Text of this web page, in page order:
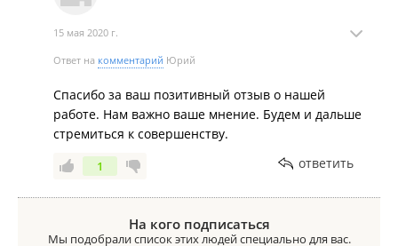
15 мая 2020 г.
Ответ на комментарий Юрий
Спасибо за ваш позитивный отзыв о нашей
работе. Нам важно ваше мнение. Будем и дальше
стремиться к совершенству.
1 ответить
На кого подписаться
Мы подобрали список этих людей специально для вас.